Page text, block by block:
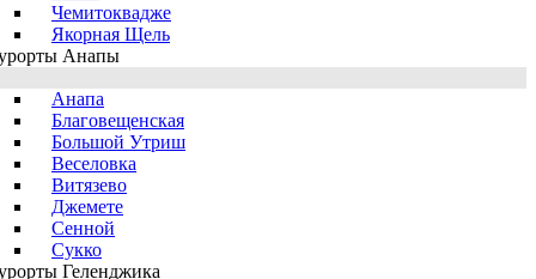
Чемитоквадже
Якорная Щель
Анапы
Анапа
Благовещенская
Большой Утриш
Веселовка
Витязево
Джемете
Сенной
Сукко
Геленджика